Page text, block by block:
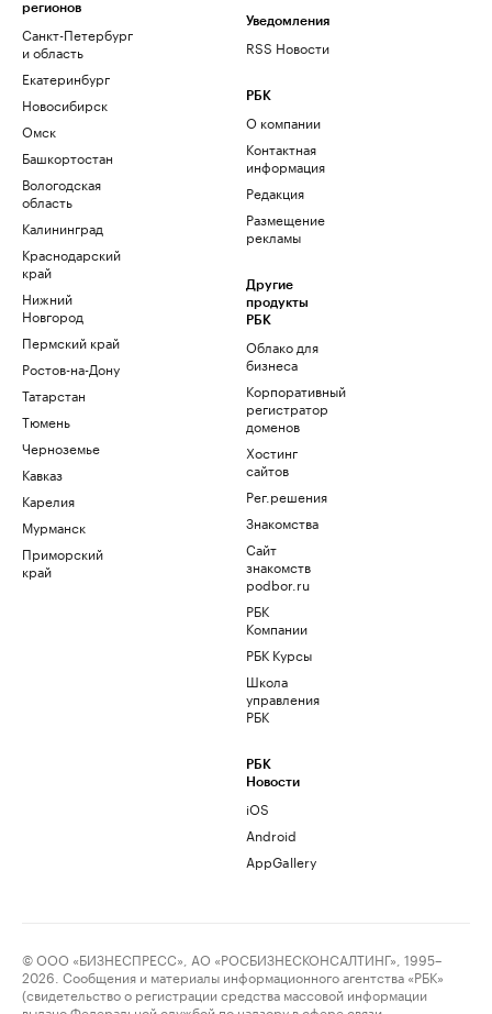
регионов
Санкт-Петербург
и область
Екатеринбург
Новосибирск
Омск
Башкортостан
Вологодская
область
Калининград
Краснодарский
край
Нижний
Новгород
Пермский край
Ростов-на-Дону
Татарстан
Тюмень
Черноземье
Кавказ
Карелия
Мурманск
Приморский
край
Уведомления
RSS Новости
РБК
О компании
Контактная
информация
Редакция
Размещение
рекламы
Другие
продукты
РБК
Облако для
бизнеса
Корпоративный
регистратор
доменов
Хостинг
сайтов
Рег.решения
Знакомства
Сайт
знакомств
podbor.ru
РБК
Компании
РБК Курсы
Школа
управления
РБК
РБК
Новости
iOS
Android
AppGallery
© ООО «БИЗНЕСПРЕСС», АО «РОСБИЗНЕСКОНСАЛТИНГ», 1995–
2026. Сообщения и материалы информационного агентства «РБК»
(свидетельство о регистрации средства массовой информации